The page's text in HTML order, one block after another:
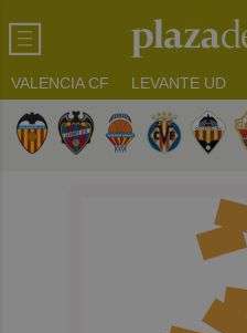
VALENCIA CF LEVANTE UD